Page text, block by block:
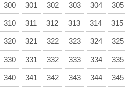
300 301 302 303 304 305
310 311 312 313 314 315
320 321 322 323 324 325
330 331 332 333 334 335
340 341 342 343 344 345